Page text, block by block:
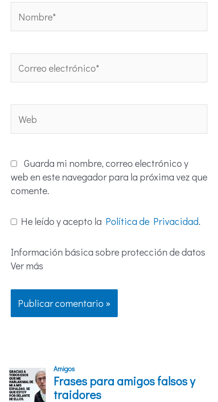
electrónico*
Guarda mi nombre, correo electrónico y
web en este navegador para la próxima vez que
comente.
He leído y acepto la Política de Privacidad.
Información básica sobre protección de datos
Ver más